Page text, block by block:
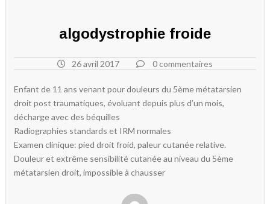
algodystrophie froide
26 avril 2017 0 commentaires
Enfant de 11 ans venant pour douleurs du 5ème métatarsien
droit post traumatiques, évoluant depuis plus d’un mois,
décharge avec des béquilles
Radiographies standards et IRM normales
Examen clinique: pied droit froid, paleur cutanée relative.
Douleur et extrême sensibilité cutanée au niveau du 5ème
métatarsien droit, impossible à chausser